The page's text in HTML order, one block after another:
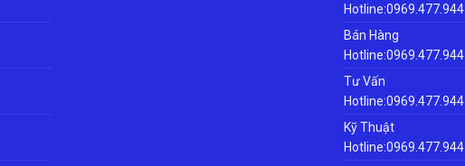
Hotline:0969.477.944
Bán Hàng
Hotline:0969.477.944
Tư Vấn
Hotline:0969.477.944
Kỹ Thuật
Hotline:0969.477.944